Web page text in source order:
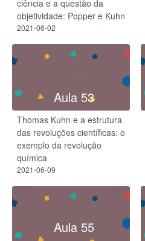
ciência e a questão da
objetividade: Popper e Kuhn
2021-06-02
Aula 53
Thomas Kuhn e a estrutura
das revoluções científicas: o
exemplo da revolução
química
2021-06-09
Aula 55